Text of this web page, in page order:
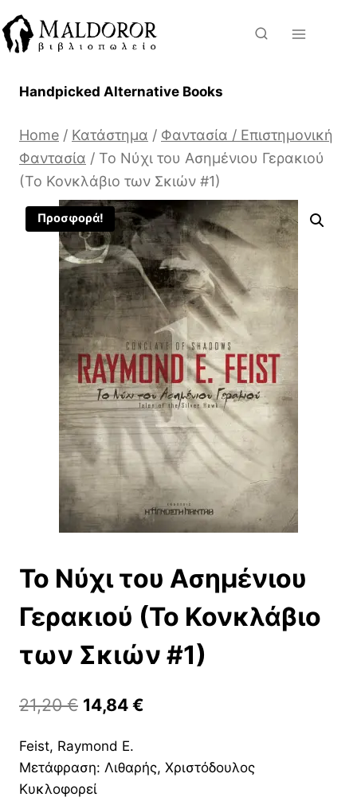
to
content
Handpicked Alternative Books
Home / Κατάστημα / Φαντασία / Επιστημονική
Φαντασία / Το Νύχι του Ασημένιου Γερακιού
(Το Κονκλάβιο των Σκιών #1)
Προσφορά!
Το Νύχι του Ασημένιου
Γερακιού (Το Κονκλάβιο
των Σκιών #1)
21,20€ Original
was:
21,20 €.
14,84€
τιμή
Feist, Raymond E.
Μετάφραση: Λιθαρής, Χριστόδουλος
Κυκλοφορεί